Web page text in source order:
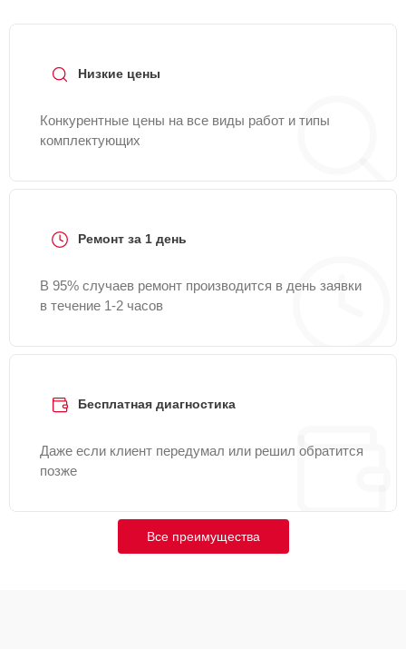
Низкие цены
Конкурентные цены на все виды работ и типы
комплектующих
Ремонт за 1 день
В 95% случаев ремонт производится в день заявки
в течение 1-2 часов
Бесплатная диагностика
Даже если клиент передумал или решил обратится
позже
Все преимущества